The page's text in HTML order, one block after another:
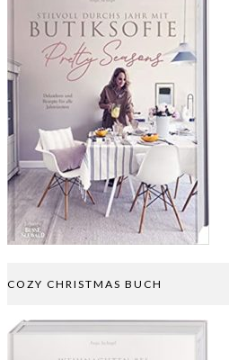
COZY CHRISTMAS BUCH